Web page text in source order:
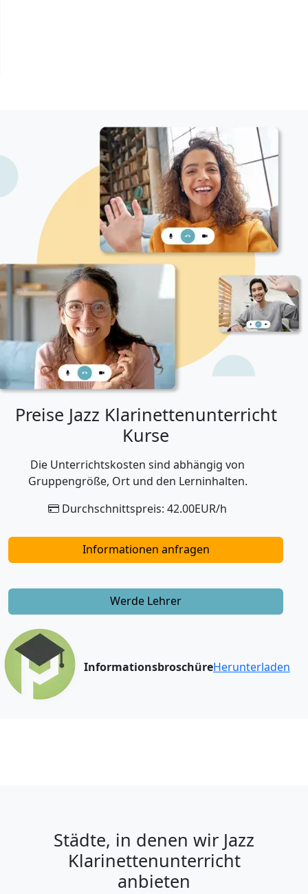
Preise Jazz Klarinettenunterricht
Kurse
Die Unterrichtskosten sind abhängig von
Gruppengröße, Ort und den Lerninhalten.
Durchschnittspreis: 42.00EUR/h
Informationen anfragen
Werde Lehrer
InformationsbroschüreHerunterladen
Städte, in denen wir Jazz
Klarinettenunterricht
anbieten